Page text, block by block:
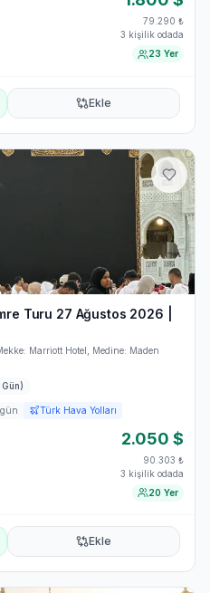
79.290 ₺
3 kişilik odada
23 Yer
Ekle
Turu 27 Ağustos 2026 |
Marriott Hotel, Medine: Maden
gün Türk Hava Yolları
2.050 $
90.303 ₺
3 kişilik odada
20 Yer
Ekle